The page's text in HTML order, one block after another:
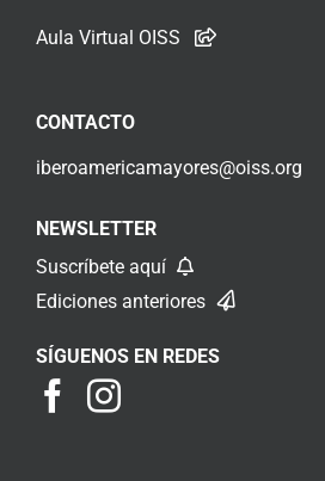
Aula Virtual OISS
CONTACTO
iberoamericamayores@oiss.org
NEWSLETTER
Suscríbete aquí
Ediciones anteriores
SÍGUENOS EN REDES